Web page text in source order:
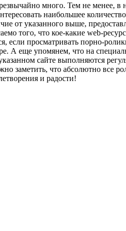
много. Тем не менее,
наибольшее
от указанного выше,
того, что кое-какие web-
если просматривать порно-
А еще упомянем, что на
сайте выполняются
заметить, что абсолютно все
и радости!